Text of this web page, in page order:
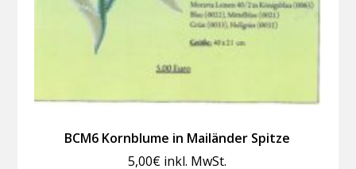
BCM6 Kornblume in Mailänder Spitze
5,00€ inkl. MwSt.